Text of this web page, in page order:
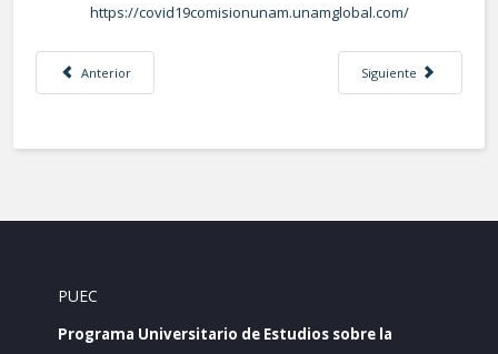
https://covid19comisionunam.unamglobal.com/
Artículo anterior: NECESARIO REORDENAR PRIORIDADES ANTE
Anterior Artículo siguiente:
Siguiente
PUEC
Programa Universitario de Estudios sobre la